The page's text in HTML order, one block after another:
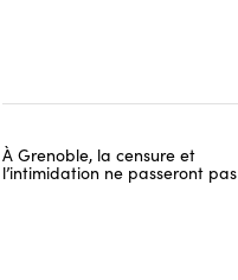
À Grenoble, la censure et
l’intimidation ne passeront pas